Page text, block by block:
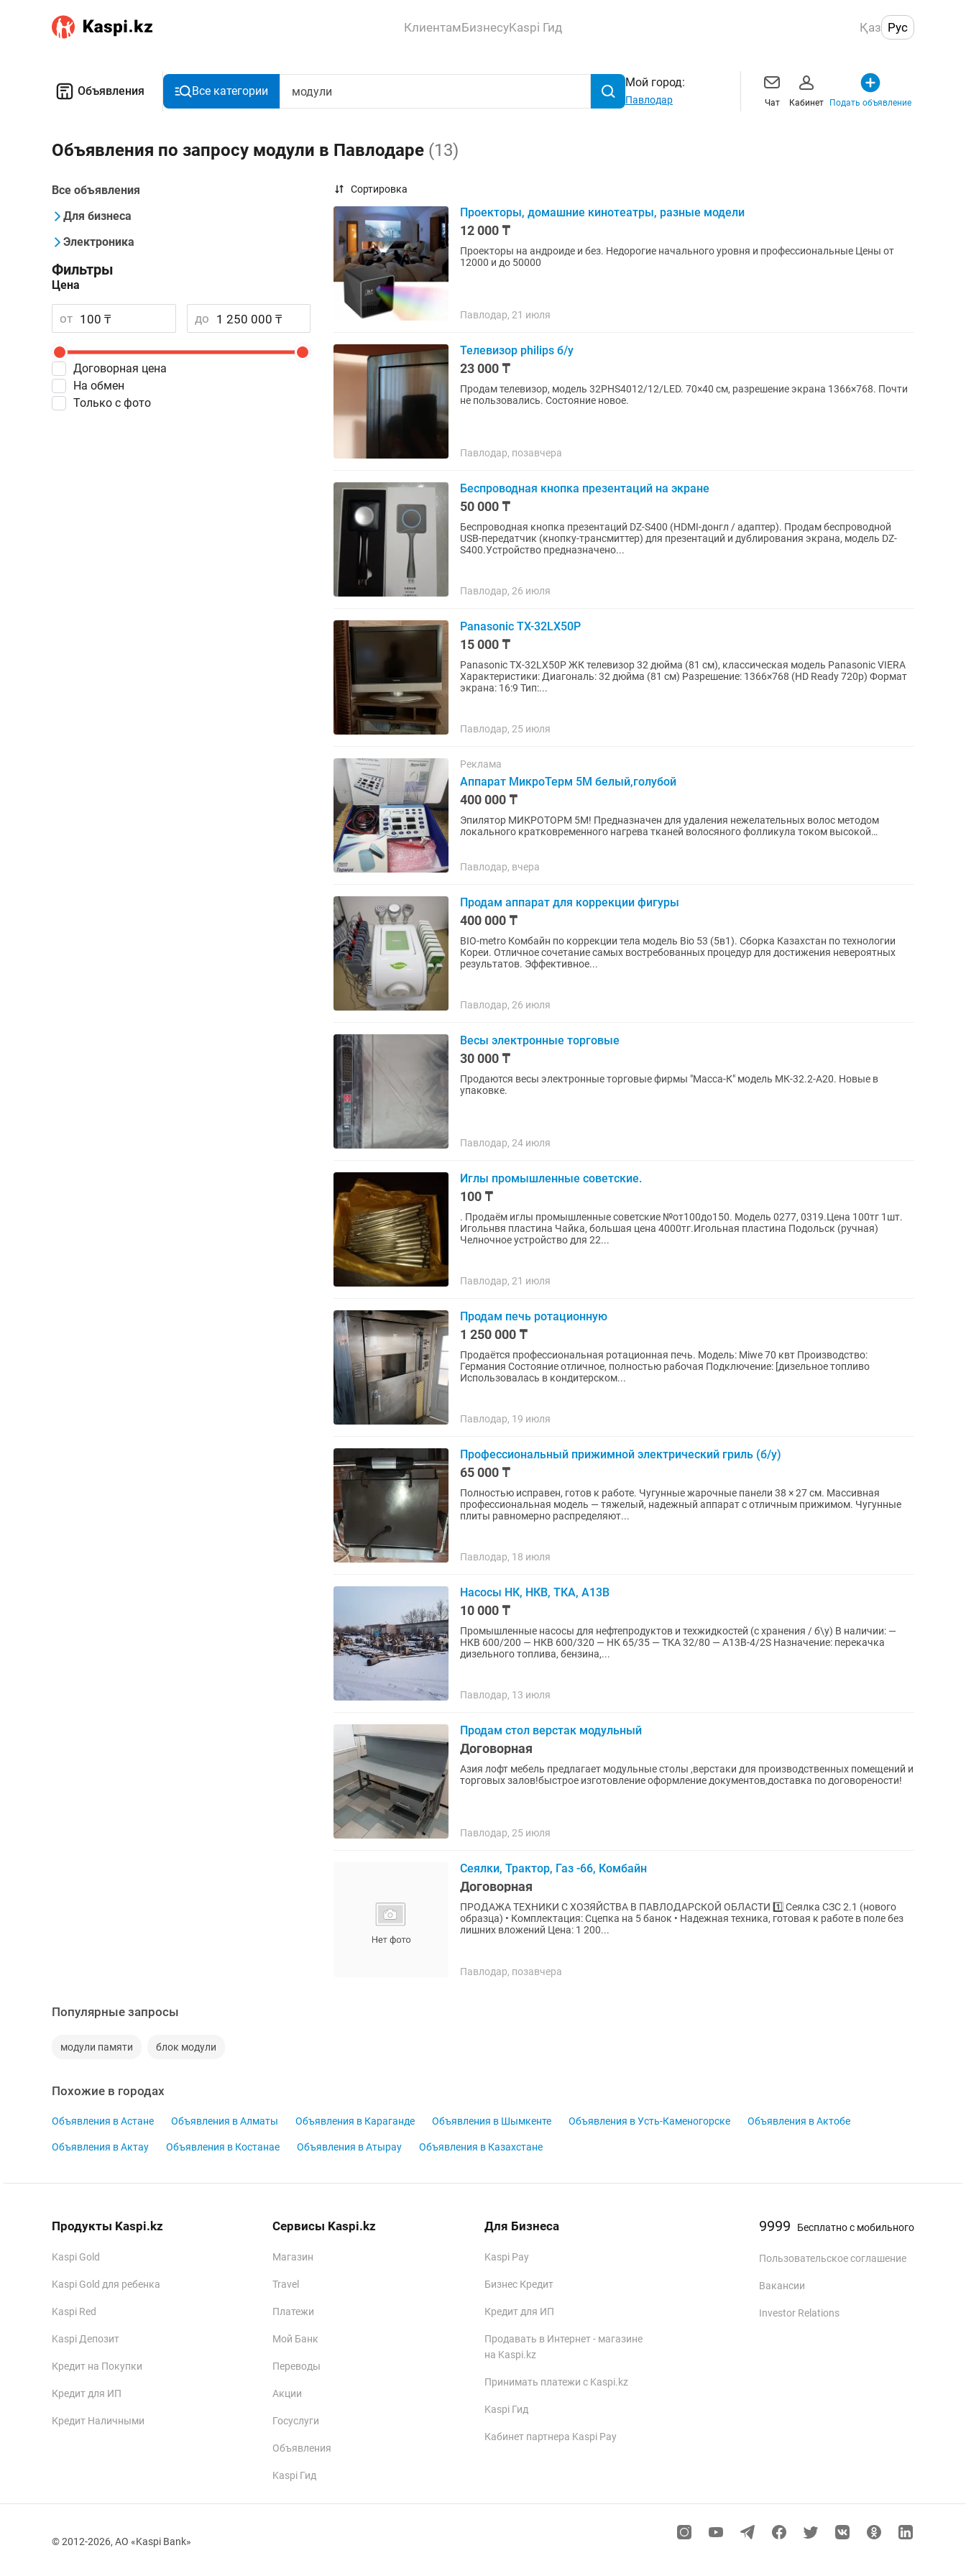
КлиентамБизнесуKaspi Гид Қаз Рус
Объявления Все категории
Мой город:
Павлодар Чат Кабинет Подать объявление
Объявления по запросу модули в Павлодаре (13)
Все объявления
Для бизнеса
Электроника
Фильтры
Цена
от до
Договорная цена
На обмен
Только с фото
Сортировка
Проекторы, домашние кинотеатры, разные модели
12 000 ₸
Проекторы на андроиде и без. Недорогие начального уровня и профессиональные Цены от
12000 и до 50000
Павлодар, 21 июля
Телевизор philips б/у
23 000 ₸
Продам телевизор, модель 32PHS4012/12/LED. 70×40 см, разрешение экрана 1366×768. Почти
не пользовались. Состояние новое.
Павлодар, позавчера
Беспроводная кнопка презентаций на экране
50 000 ₸
Беспроводная кнопка презентаций DZ-S400 (HDMI-донгл / адаптер). Продам беспроводной
USB-передатчик (кнопку-трансмиттер) для презентаций и дублирования экрана, модель DZ-
S400.Устройство предназначено...
Павлодар, 26 июля
Panasonic TX-32LX50P
15 000 ₸
Panasonic TX-32LX50P ЖК телевизор 32 дюйма (81 см), классическая модель Panasonic VIERA
Характеристики: Диагональ: 32 дюйма (81 см) Разрешение: 1366×768 (HD Ready 720p) Формат
экрана: 16:9 Тип:...
Павлодар, 25 июля
Реклама
Аппарат МикроТерм 5М белый,голубой
400 000 ₸
Эпилятор МИКРОТОРМ 5М! Предназначен для удаления нежелательных волос методом
локального кратковременного нагрева тканей волосяного фолликула током высокой
Павлодар, вчера
Продам аппарат для коррекции фигуры
400 000 ₸
BIO-metro Комбайн по коррекции тела модель Bio 53 (5в1). Сборка Казахстан по технологии
Кореи. Отличное сочетание самых востребованных процедур для достижения невероятных
результатов. Эффективное...
Павлодар, 26 июля
Весы электронные торговые
30 000 ₸
Продаются весы электронные торговые фирмы "Масса-К" модель МК-32.2-А20. Новые в
упаковке.
Павлодар, 24 июля
Иглы промышленные советские.
100 ₸
. Продаём иглы промышленные советские №от100до150. Модель 0277, 0319.Цена 100тг 1шт.
Игольнвя пластина Чайка, большая цена 4000тг.Игольная пластина Подольск (ручная)
Челночное устройство для 22...
Павлодар, 21 июля
Продам печь ротационную
1 250 000 ₸
Продаётся профессиональная ротационная печь. Модель: Miwe 70 квт Производство:
Германия Состояние отличное, полностью рабочая Подключение: [дизельное топливо
Использовалась в кондитерском...
Павлодар, 19 июля
Профессиональный прижимной электрический гриль (б/у)
65 000 ₸
Полностью исправен, готов к работе. Чугунные жарочные панели 38 × 27 см. Массивная
профессиональная модель — тяжелый, надежный аппарат с отличным прижимом. Чугунные
плиты равномерно распределяют...
Павлодар, 18 июля
Насосы НК, НКВ, ТКА, А13В
10 000 ₸
Промышленные насосы для нефтепродуктов и техжидкостей (с хранения / б\у) В наличии: —
НКВ 600/200 — НКВ 600/320 — НК 65/35 — ТКА 32/80 — А13В-4/2S Назначение: перекачка
дизельного топлива, бензина,...
Павлодар, 13 июля
Продам стол верстак модульный
Договорная
Азия лофт мебель предлагает модульные столы ,верстаки для производственных помещений и
торговых залов!быстрое изготовление оформление документов,доставка по договорености!
Павлодар, 25 июля
Сеялки, Трактор, Газ -66, Комбайн
Договорная
ПРОДАЖА ТЕХНИКИ С ХОЗЯЙСТВА В ПАВЛОДАРСКОЙ ОБЛАСТИ 1️⃣ Сеялка СЗС 2.1 (нового
образца) • Комплектация: Сцепка на 5 банок • Надежная техника, готовая к работе в поле без
лишних вложений Цена: 1 200...
Павлодар, позавчера
Популярные запросы
модули памяти блок модули
Похожие в городах
Объявления в Астане Объявления в Алматы Объявления в Караганде Объявления в Шымкенте Объявления в Усть-Каменогорске Объявления в Актобе
Объявления в Актау Объявления в Костанае Объявления в Атырау Объявления в Казахстане
Продукты Kaspi.kz
Kaspi Gold
Kaspi Gold для ребенка
Kaspi Red
Kaspi Депозит
Кредит на Покупки
Кредит для ИП
Кредит Наличными
Сервисы Kaspi.kz
Магазин
Travel
Платежи
Мой Банк
Переводы
Акции
Госуслуги
Объявления
Kaspi Гид
Для Бизнеса
Kaspi Pay
Бизнес Кредит
Кредит для ИП
Продавать в Интернет - магазине
на Kaspi.kz
Принимать платежи с Kaspi.kz
Kaspi Гид
Кабинет партнера Kaspi Pay
9999 Бесплатно с мобильного
Пользовательское соглашение
Вакансии
Investor Relations
© 2012-2026, АО «Kaspi Bank»